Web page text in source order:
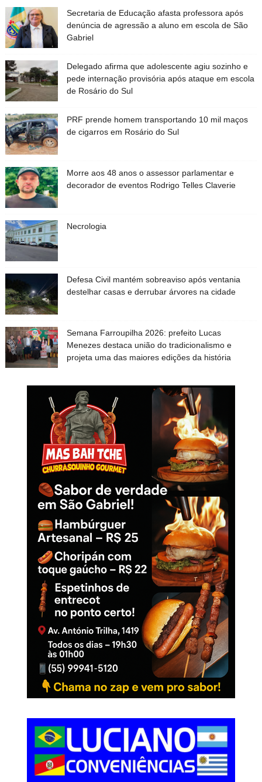
Secretaria de Educação afasta professora após
denúncia de agressão a aluno em escola de São
Gabriel
Delegado afirma que adolescente agiu sozinho e
pede internação provisória após ataque em escola
de Rosário do Sul
PRF prende homem transportando 10 mil maços
de cigarros em Rosário do Sul
Morre aos 48 anos o assessor parlamentar e
decorador de eventos Rodrigo Telles Claverie
Necrologia
Defesa Civil mantém sobreaviso após ventania
destelhar casas e derrubar árvores na cidade
Semana Farroupilha 2026: prefeito Lucas
Menezes destaca união do tradicionalismo e
projeta uma das maiores edições da história